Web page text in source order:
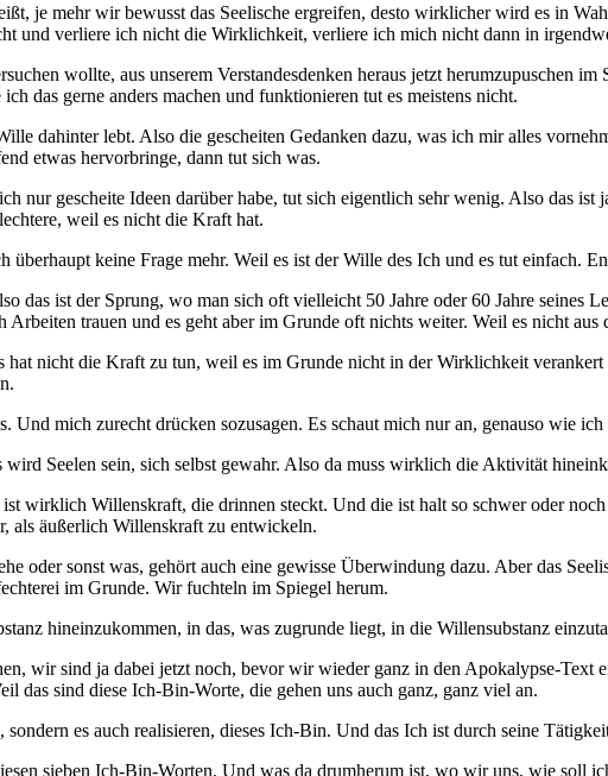
je mehr wir bewusst das Seelische ergreifen, desto wirklicher wird es in
und verliere ich nicht die Wirklichkeit, verliere ich mich nicht dann in
wollte, aus unserem Verstandesdenken heraus jetzt herumzupuschen
das gerne anders machen und funktionieren tut es meistens nicht.
dahinter lebt. Also die gescheiten Gedanken dazu, was ich mir alles
etwas hervorbringe, dann tut sich was.
nur gescheite Ideen darüber habe, tut sich eigentlich sehr wenig. Also das
weil es nicht die Kraft hat.
überhaupt keine Frage mehr. Weil es ist der Wille des Ich und es tut einfach.
das ist der Sprung, wo man sich oft vielleicht 50 Jahre oder 60 Jahre seines
trauen und es geht aber im Grunde oft nichts weiter. Weil es nicht aus
hat nicht die Kraft zu tun, weil es im Grunde nicht in der Wirklichkeit
mich zurecht drücken sozusagen. Es schaut mich nur an, genauso wie ich
Seelen sein, sich selbst gewahr. Also da muss wirklich die Aktivität
wirklich Willenskraft, die drinnen steckt. Und die ist halt so schwer oder
als äußerlich Willenskraft zu entwickeln.
oder sonst was, gehört auch eine gewisse Überwindung dazu. Aber das
im Grunde. Wir fuchteln im Spiegel herum.
hineinzukommen, in das, was zugrunde liegt, in die Willensubstanz
wir sind ja dabei jetzt noch, bevor wir wieder ganz in den Apokalypse-Text
das sind diese Ich-Bin-Worte, die gehen uns auch ganz, ganz viel an.
es auch realisieren, dieses Ich-Bin. Und das Ich ist durch seine
sieben Ich-Bin-Worten. Und was da drumherum ist, wo wir uns, wie soll